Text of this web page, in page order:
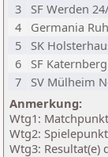
3
SF Werden
4
Germania
5
SK
6
SF
7
SV Mülheim
Anmerkung:
Wtg1:
Wtg2:
Wtg3: